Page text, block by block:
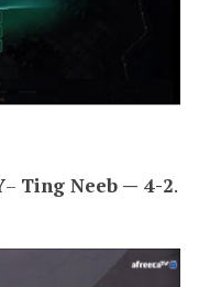
– Ting Neeb — 4-2.